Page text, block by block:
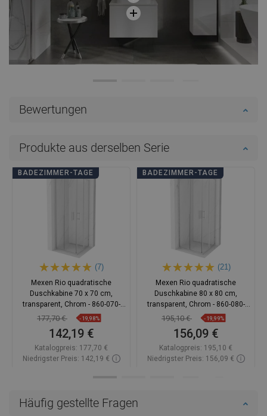
Häufig gestellte Fragen
Bewertungen
Produkte aus derselben Serie
BADEZIMMER-TAGE
(7)
Mexen Rio quadratische
Duschkabine 70 x 70 cm,
transparent, Chrom - 860-070-
070-01-00
177,70 € -19,98%
142,19 €
Katalogpreis: 177,70 €
Niedrigster Preis: 142,19 €
BADEZIMMER-TAGE
(21)
Mexen Rio quadratische
Duschkabine 80 x 80 cm,
transparent, Chrom - 860-080-
080-01-00
195,10 € -19,99%
156,09 €
Katalogpreis: 195,10 €
Niedrigster Preis: 156,09 €